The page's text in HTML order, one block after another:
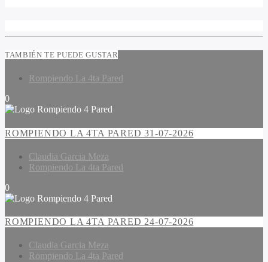
TAMBIÉN TE PUEDE GUSTAR
Rompiendo La 4ta Pared
0
ROMPIENDO LA 4TA PARED 31-07-2026
Claudia Garcia Meza
Rompiendo La 4ta Pared
0
ROMPIENDO LA 4TA PARED 24-07-2026
Claudia Garcia Meza
Rompiendo La 4ta Pared